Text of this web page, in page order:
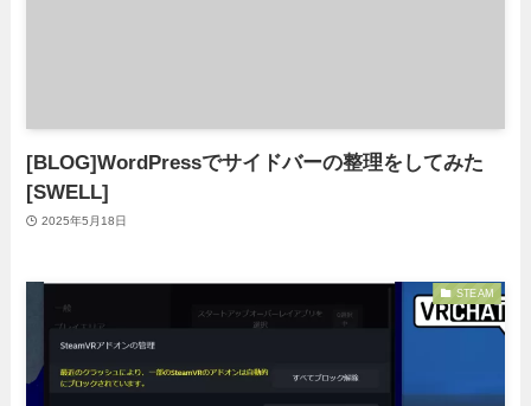
[BLOG]WordPressでサイドバーの整理をしてみた
[SWELL]
2025年5月18日
STEAM